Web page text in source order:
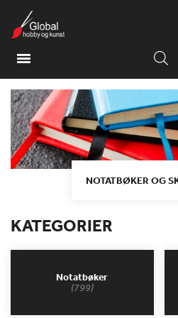
NOTATBØKER OG
KATEGORIER
Notatbøker
(799)